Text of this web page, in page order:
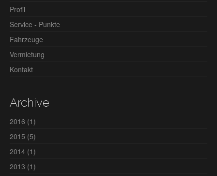
Profil
Service - Punkte
Fahrzeuge
Vermietung
Kontakt
Archive
2016 (1)
2015 (5)
2014 (1)
2013 (1)